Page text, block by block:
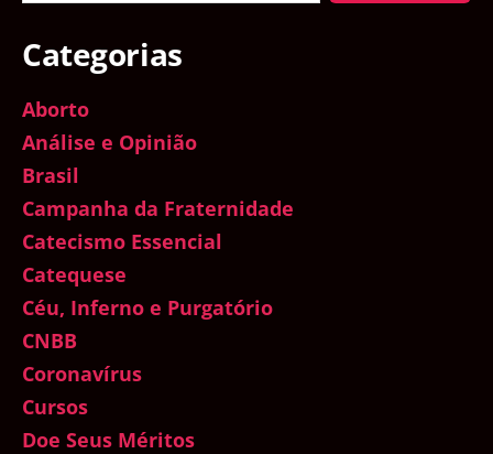
Categorias
Aborto
Análise e Opinião
Brasil
Campanha da Fraternidade
Catecismo Essencial
Catequese
Céu, Inferno e Purgatório
CNBB
Coronavírus
Cursos
Doe Seus Méritos